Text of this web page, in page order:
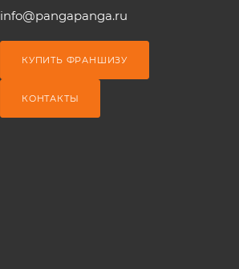
info@pangapanga.ru
КУПИТЬ ФРАНШИЗУ
КОНТАКТЫ